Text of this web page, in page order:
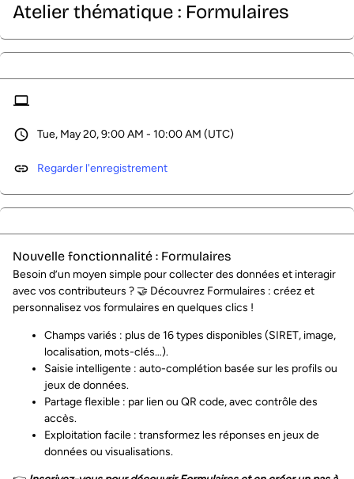
Atelier thématique : Formulaires
Nouvelle fonctionnalité : Formulaires
Besoin d’un moyen simple pour collecter des données et interagir
avec vos contributeurs ? 🤝 Découvrez Formulaires : créez et
personnalisez vos formulaires en quelques clics !
Champs variés : plus de 16 types disponibles (SIRET, image,
localisation, mots-clés…).
Saisie intelligente : auto-complétion basée sur les profils ou
jeux de données.
Partage flexible : par lien ou QR code, avec contrôle des
accès.
Exploitation facile : transformez les réponses en jeux de
données ou visualisations.
Tue, May 20, 9:00 AM - 10:00 AM (UTC)
Regarder l'enregistrement